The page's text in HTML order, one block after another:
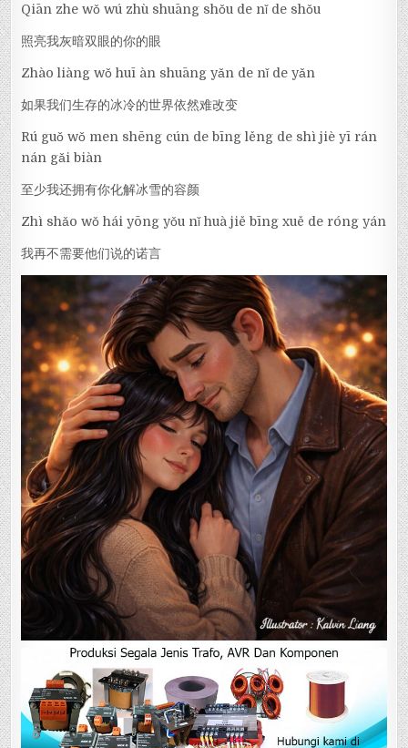
Qiān zhe wǒ wú zhù shuāng shǒu de nǐ de shǒu
照亮我灰暗双眼的你的眼
Zhào liàng wǒ huī àn shuāng yǎn de nǐ de yǎn
如果我们生存的冰冷的世界依然难改变
Rú guǒ wǒ men shēng cún de bīng lěng de shì jiè yī rán
nán gǎi biàn
至少我还拥有你化解冰雪的容颜
Zhì shǎo wǒ hái yōng yǒu nǐ huà jiě bīng xuě de róng yán
我再不需要他们说的诺言